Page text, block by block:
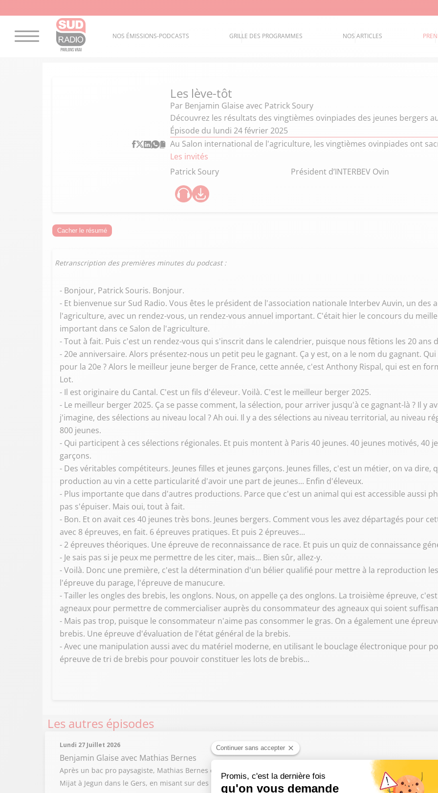
NOS ÉMISSIONS-PODCASTS GRILLE DES PROGRAMMES NOS ARTICLES
Les lève-tôt
Par Benjamin Glaise avec Patrick Soury
Découvrez les résultats des vingtièmes ovinpiades des jeunes bergers
Épisode du lundi 24 février 2025
Au Salon international de l'agriculture, les vingtièmes ovinpiades ont
Les invités
Patrick Soury
Président d’INTERBEV Ovin
Cacher le résumé
Retranscription des premières minutes du podcast :
- Bonjour, Patrick Souris. Bonjour.
- Et bienvenue sur Sud Radio. Vous êtes le président de l'association nationale Interbev Auvin, un des
l'agriculture, avec un rendez-vous, un rendez-vous annuel important. C'était hier le concours du
important dans ce Salon de l'agriculture.
- Tout à fait. Puis c'est un rendez-vous qui s'inscrit dans le calendrier, puisque nous fêtions les 20 ans
- 20e anniversaire. Alors présentez-nous un petit peu le gagnant. Ça y est, on a le nom du gagnant.
pour la 20e ? Alors le meilleur jeune berger de France, cette année, c'est Anthony Rispal, qui est en
Lot.
- Il est originaire du Cantal. C'est un fils d'éleveur. Voilà. C'est le meilleur berger 2025.
- Le meilleur berger 2025. Ça se passe comment, la sélection, pour arriver jusqu'à ce gagnant-là ? Il y
j'imagine, des sélections au niveau local ? Ah oui. Il y a des sélections au niveau territorial, au niveau
800 jeunes.
- Qui participent à ces sélections régionales. Et puis montent à Paris 40 jeunes. 40 jeunes motivés, 40
garçons.
- Des véritables compétiteurs. Jeunes filles et jeunes garçons. Jeunes filles, c'est un métier, on va dire,
production au vin a cette particularité d'avoir une part de jeunes... Enfin d'éleveux.
- Plus importante que dans d'autres productions. Parce que c'est un animal qui est accessible aussi
pas s'épuiser. Mais oui, tout à fait.
- Bon. Et on avait ces 40 jeunes très bons. Jeunes bergers. Comment vous les avez départagés pour
avec 8 épreuves, en fait. 6 épreuves pratiques. Et puis 2 épreuves...
- 2 épreuves théoriques. Une épreuve de reconnaissance de race. Et puis un quiz de connaissance
- Je sais pas si je peux me permettre de les citer, mais... Bien sûr, allez-y.
- Voilà. Donc une première, c'est la détermination d'un bélier qualifié pour mettre à la reproduction
l'épreuve du parage, l'épreuve de manucure.
- Tailler les ongles des brebis, les onglons. Nous, on appelle ça des onglons. La troisième épreuve,
agneaux pour permettre de commercialiser auprès du consommateur des agneaux qui soient
- Mais pas trop, puisque le consommateur n'aime pas consommer le gras. On a également une
brebis. Une épreuve d'évaluation de l'état général de la brebis.
- Avec une manipulation aussi avec du matériel moderne, en utilisant le bouclage électronique pour
épreuve de tri de brebis pour pouvoir constituer les lots de brebis...
Les autres épisodes
Lundi 27 Juillet 2026
Benjamin Glaise avec Mathias Bernes
Après un bac pro paysagiste, Mathias Bernes choisit finalement la boucherie puis la charcuterie. Aujourd’hui,
Mijat à Jegun dans le Gers, en misant sur des produits locaux et un savoir-faire transmis par de grands artisans.